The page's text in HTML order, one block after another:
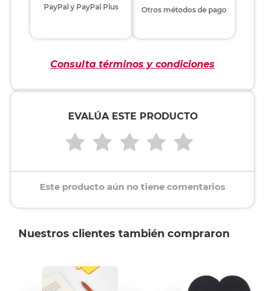
PayPal y PayPal Plus Otros métodos de pago
Consulta términos y condiciones
EVALÚA ESTE PRODUCTO
Este producto aún no tiene comentarios
Nuestros clientes también compraron